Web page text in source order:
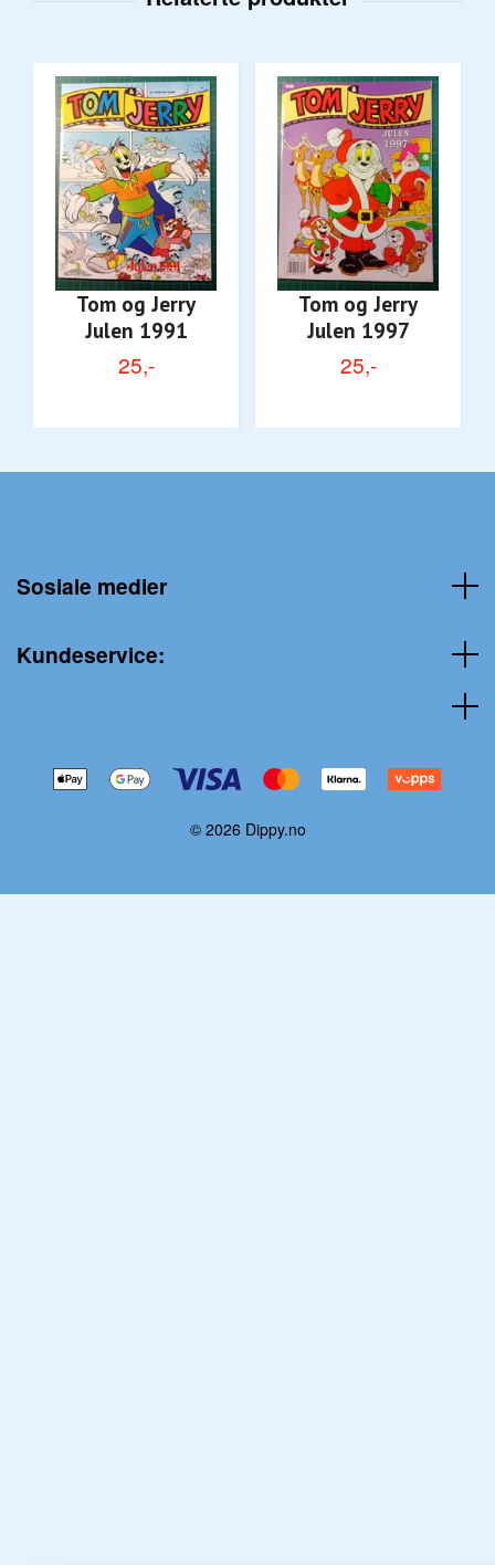
Tom og Jerry
Julen 1991
25,-
Tom og Jerry
Julen 1997
25,-
Sosiale medier
Kundeservice:
© 2026 Dippy.no